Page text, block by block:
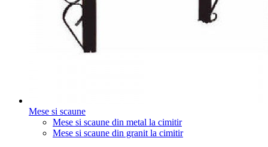
Mese si scaune
Mese si scaune din metal la cimitir
Mese si scaune din granit la cimitir